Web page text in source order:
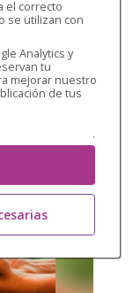
el correcto
se utilizan con
Analytics y
tu
mejorar nuestro
de tus
.